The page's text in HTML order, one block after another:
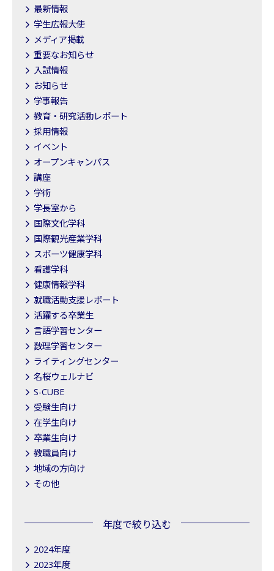
最新情報
学生広報大使
メディア掲載
重要なお知らせ
入試情報
お知らせ
学事報告
教育・研究活動レポート
採用情報
イベント
オープンキャンパス
講座
学術
学長室から
国際文化学科
国際観光産業学科
スポーツ健康学科
看護学科
健康情報学科
就職活動支援レポート
活躍する卒業生
言語学習センター
数理学習センター
ライティングセンター
名桜ウェルナビ
S-CUBE
受験生向け
在学生向け
卒業生向け
教職員向け
地域の方向け
その他
年度で絞り込む
2024年度
2023年度